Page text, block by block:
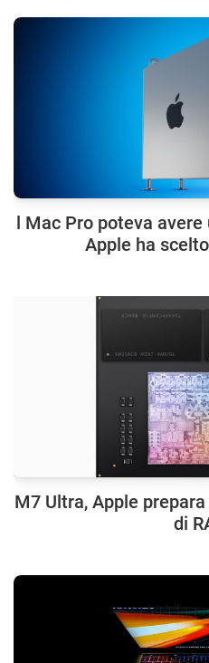
l Mac Pro poteva
Apple ha
M7 Ultra, Apple
di